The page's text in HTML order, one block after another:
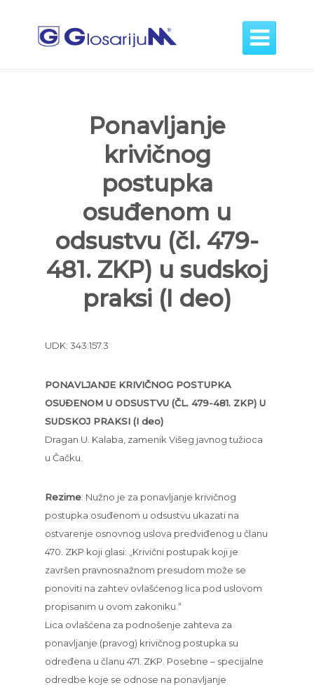

Ponavljanje
krivičnog
postupka
osuđenom u
odsustvu (čl. 479-
481. ZKP) u sudskoj
praksi (I deo)
UDK: 343.157.3
PONAVLJANJE KRIVIČNOG POSTUPKA
OSUĐENOM U ODSUSTVU (ČL. 479-481. ZKP) U
SUDSKOJ PRAKSI (I deo)
Dragan U. Kalaba, zamenik Višeg javnog tužioca
u Čačku.
Rezime: Nužno je za ponavljanje krivičnog
postupka osuđenom u odsustvu ukazati na
ostvarenje osnovnog uslova predviđenog u članu
470. ZKP koji glasi: „Krivični postupak koji je
završen pravnosnažnom presudom može se
ponoviti na zahtev ovlašćenog lica pod uslovom
propisanim u ovom zakoniku.“
Lica ovlašćena za podnošenje zahteva za
ponavljanje (pravog) krivičnog postupka su
određena u članu 471. ZKP. Posebne – specijalne
odredbe koje se odnose na ponavljanje